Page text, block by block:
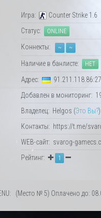
Игра:
Counter Strike 1.6
Статус:
ONLINE
Коннекты: ~ ~
Наличие в банлисте: НЕТ
Адрес:
Добавлен в мониторинг:
Владелец: Helgos (Это Вы?)
Контакты: https://t.me/
WEB-сайт: svarog-
Рейтинг:
1
(Место № 5) Оплачено до: